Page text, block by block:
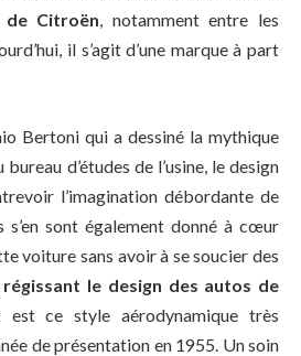
de Citroën, notamment entre les
il s’agit d’une marque à part
Bertoni qui a dessiné la mythique
d’études de l’usine, le design
l’imagination débordante de
s’en sont également donné à cœur
voiture sans avoir à se soucier des
régissant le design des autos de
ce style aérodynamique très
de présentation en 1955. Un soin